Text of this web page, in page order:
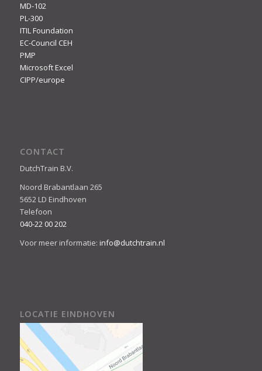
MD-102
PL-300
ITIL Foundation
EC-Council CEH
PMP
Microsoft Excel
CIPP/europe
CONTACT
DutchTrain B.V.
Noord Brabantlaan 265
5652 LD Eindhoven
Telefoon
040-22 00 202
Voor meer informatie: info@dutchtrain.nl
LOCATIE EINDHOVEN